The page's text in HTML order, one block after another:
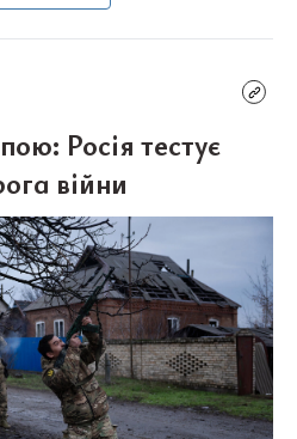
Росія тестує
війни